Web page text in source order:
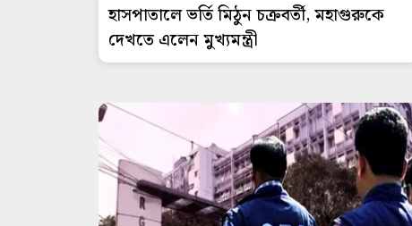
হাসপাতালে ভর্তি মিঠুন চক্রবর্তী, মহাগুরুকে
দেখতে এলেন মুখ্যমন্ত্রী